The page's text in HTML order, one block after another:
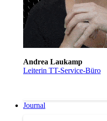
Andrea Laukamp
Leiterin TT-Service-Büro
Journal